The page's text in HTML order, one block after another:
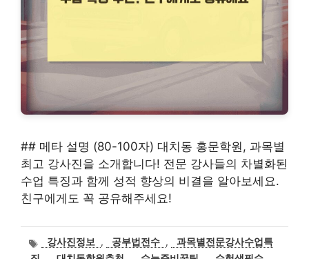
## 메타 설명 (80-100자) 대치동 홍문학원, 과목별
최고 강사진을 소개합니다! 전문 강사들의 차별화된
수업 특징과 함께 성적 향상의 비결을 알아보세요.
친구에게도 꼭 공유해주세요!
태강사진정보 , 공부법전수 ,
과목별전문강사수업특